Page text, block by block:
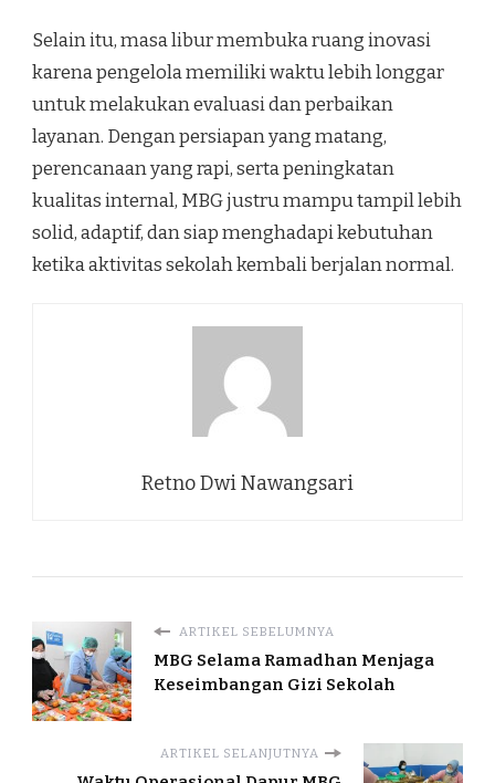
Selain itu, masa libur membuka ruang inovasi
karena pengelola memiliki waktu lebih longgar
untuk melakukan evaluasi dan perbaikan
layanan. Dengan persiapan yang matang,
perencanaan yang rapi, serta peningkatan
kualitas internal, MBG justru mampu tampil lebih
solid, adaptif, dan siap menghadapi kebutuhan
ketika aktivitas sekolah kembali berjalan normal.
Retno Dwi Nawangsari
ARTIKEL SEBELUMNYA
MBG Selama Ramadhan Menjaga
Keseimbangan Gizi Sekolah
ARTIKEL SELANJUTNYA